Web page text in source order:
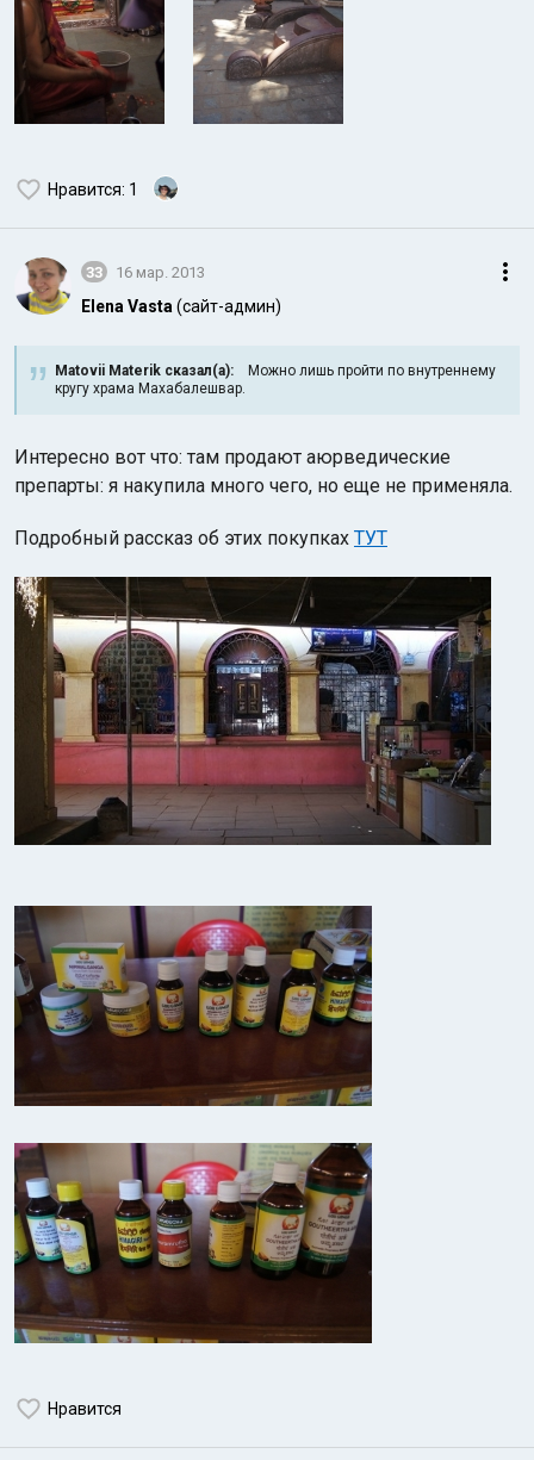
Нравится: 1
33 16 мар. 2013
Elena Vasta(сайт-админ)
Matovii Materik сказал(а): Можно лишь пройти по внутреннему
кругу храма Махабалешвар.
Интересно вот что: там продают аюрведические
препарты: я накупила много чего, но еще не применяла.
Подробный рассказ об этих покупках ТУТ
Нравится